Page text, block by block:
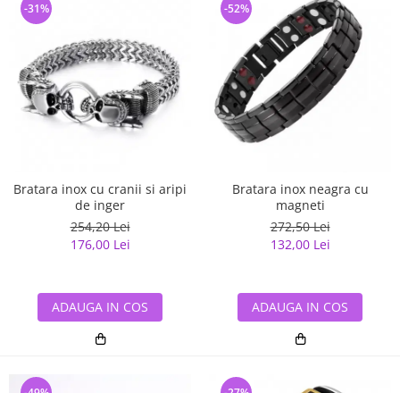
Bratara inox cu cranii si aripi
de inger
254,20 Lei
176,00 Lei
-31%
ADAUGA IN COS
Bratara inox neagra cu
magneti
272,50 Lei
132,00 Lei
-52%
ADAUGA IN COS